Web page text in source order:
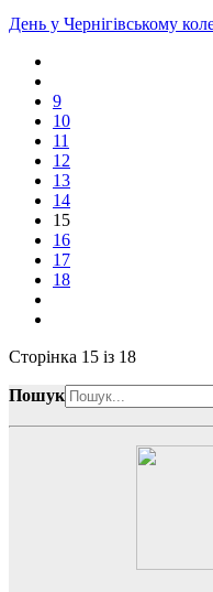
День у Чернігівському
9
10
11
12
13
14
15
16
17
18
Сторінка 15 із 18
Пошук